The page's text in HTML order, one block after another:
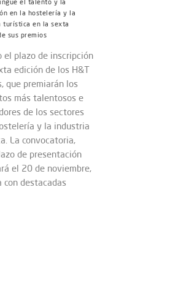
el talento y la
en la hostelería y la
turística en la sexta
sus premios
el plazo de inscripción
edición de los H&T
que premiarán los
más talentosos e
de los sectores
y la industria
La convocatoria,
de presentación
el 20 de noviembre,
con destacadas